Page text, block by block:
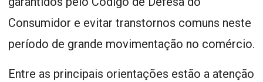
Consumidor e evitar transtornos comuns neste
período de grande movimentação no comércio.
Entre as principais orientações estão a atenção